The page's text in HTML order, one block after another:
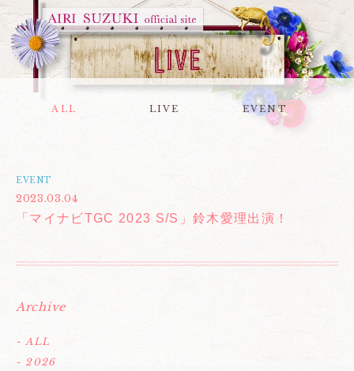
ALL LIVE EVENT
EVENT
2023.03.04
「マイナビTGC 2023 S/S」鈴木愛理出演！
Archive
- ALL
- 2026